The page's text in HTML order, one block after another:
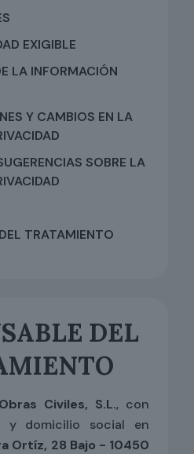
EXIGIBLE
LA INFORMACIÓN
Y CAMBIOS EN LA
SOBRE LA
TRATAMIENTO
DEL
Civiles, S.L., con
y domicilio social en
Ortíz, 28 Bajo - 10450